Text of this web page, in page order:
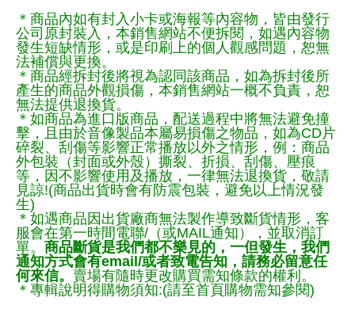
＊商品內如有封入小卡或海報等內容物，皆由發行
公司原封裝入，本銷售網站不便拆閱，如遇內容物
發生短缺情形，或是印刷上的個人觀感問題，恕無
法補償與更換。
＊商品經拆封後將視為認同該商品，如為拆封後所
產生的商品外觀損傷，本銷售網站一概不負責，恕
無法提供退換貨。
＊如商品為進口版商品，配送過程中將無法避免撞
擊，且由於音像製品本屬易損傷之物品，如為CD片
碎裂、刮傷等影響正常播放以外之情形，例：商品
外包裝（封面或外殼）撕裂、折損、刮傷、壓痕
等，因不影響使用及播放，一律無法退換貨，敬請
見諒!(商品出貨時會有防震包裝，避免以上情況發
生)
＊如遇商品因出貨廠商無法製作導致斷貨情形，客
服會在第一時間電聯/（或MAIL通知），並取消訂
單。 商品斷貨是我們都不樂見的，一但發生，我們
通知方式會有email/或者致電告知，請務必留意任
何來信。 賣場有隨時更改購買需知條款的權利。
＊專輯說明得購物須知:(請至首頁購物需知參閱)